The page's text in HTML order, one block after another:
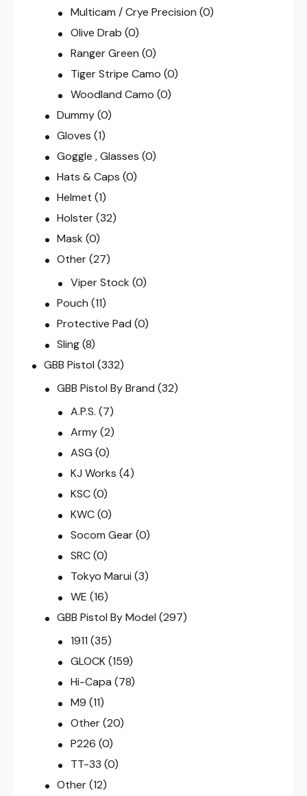
Multicam / Crye Precision (0)
Olive Drab (0)
Ranger Green (0)
Tiger Stripe Camo (0)
Woodland Camo (0)
Dummy (0)
Gloves (1)
Goggle , Glasses (0)
Hats & Caps (0)
Helmet (1)
Holster (32)
Mask (0)
Other (27)
Viper Stock (0)
Pouch (11)
Protective Pad (0)
Sling (8)
GBB Pistol (332)
GBB Pistol By Brand (32)
A.P.S. (7)
Army (2)
ASG (0)
KJ Works (4)
KSC (0)
KWC (0)
Socom Gear (0)
SRC (0)
Tokyo Marui (3)
WE (16)
GBB Pistol By Model (297)
1911 (35)
GLOCK (159)
Hi-Capa (78)
M9 (11)
Other (20)
P226 (0)
TT-33 (0)
Other (12)